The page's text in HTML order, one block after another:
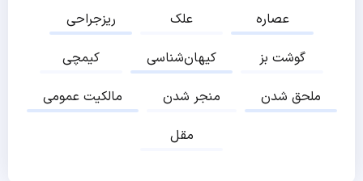
ریزجراحی
علک
عصاره
کیمچی
کیهان‌شناسی
گوشت بز
مالکیت عمومی
منجر شدن
ملحق شدن
مقل